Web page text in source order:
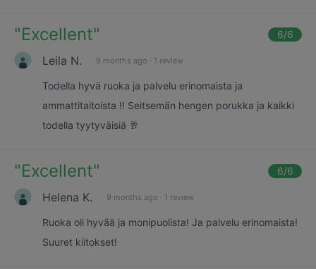
"Excellent" 6/6
Leila N. 9 months ago · 1 review
Todella hyvä ruoka ja palvelu erinomaista ja
ammattitaitoista !! Seitsemän hengen porukka ja kaikki
todella tyytyväisiä 🥂
"Excellent" 6/6
Helena K. 9 months ago · 1 review
Ruoka oli hyvää ja monipuolista! Ja palvelu erinomaista!
Suuret kiitokset!